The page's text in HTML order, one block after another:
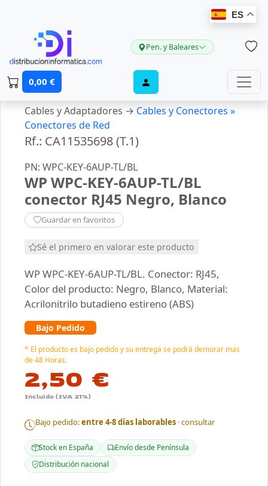
ES
Pen. y Baleares
0,00 €
Cables y Adaptadores → Cables y Conectores »
Conectores de Red
Rf.: CA11535698 (T.1)
PN: WPC-KEY-6AUP-TL/BL
WP WPC-KEY-6AUP-TL/BL
conector RJ45 Negro, Blanco
Guardar en favoritos
Sé el primero en valorar este producto
WP WPC-KEY-6AUP-TL/BL. Conector: RJ45,
Color del producto: Negro, Blanco, Material:
Acrilonitrilo butadieno estireno (ABS)
Bajo Pedido
* El producto es bajo pedido y su entrega se podrá demorar mas
de 48 Horas.
2,50 €
Incluido (IVA 21%)
Bajo pedido:entre 4-8 días laborables · consultar
Stock en España
Envío desde Península
Distribución nacional